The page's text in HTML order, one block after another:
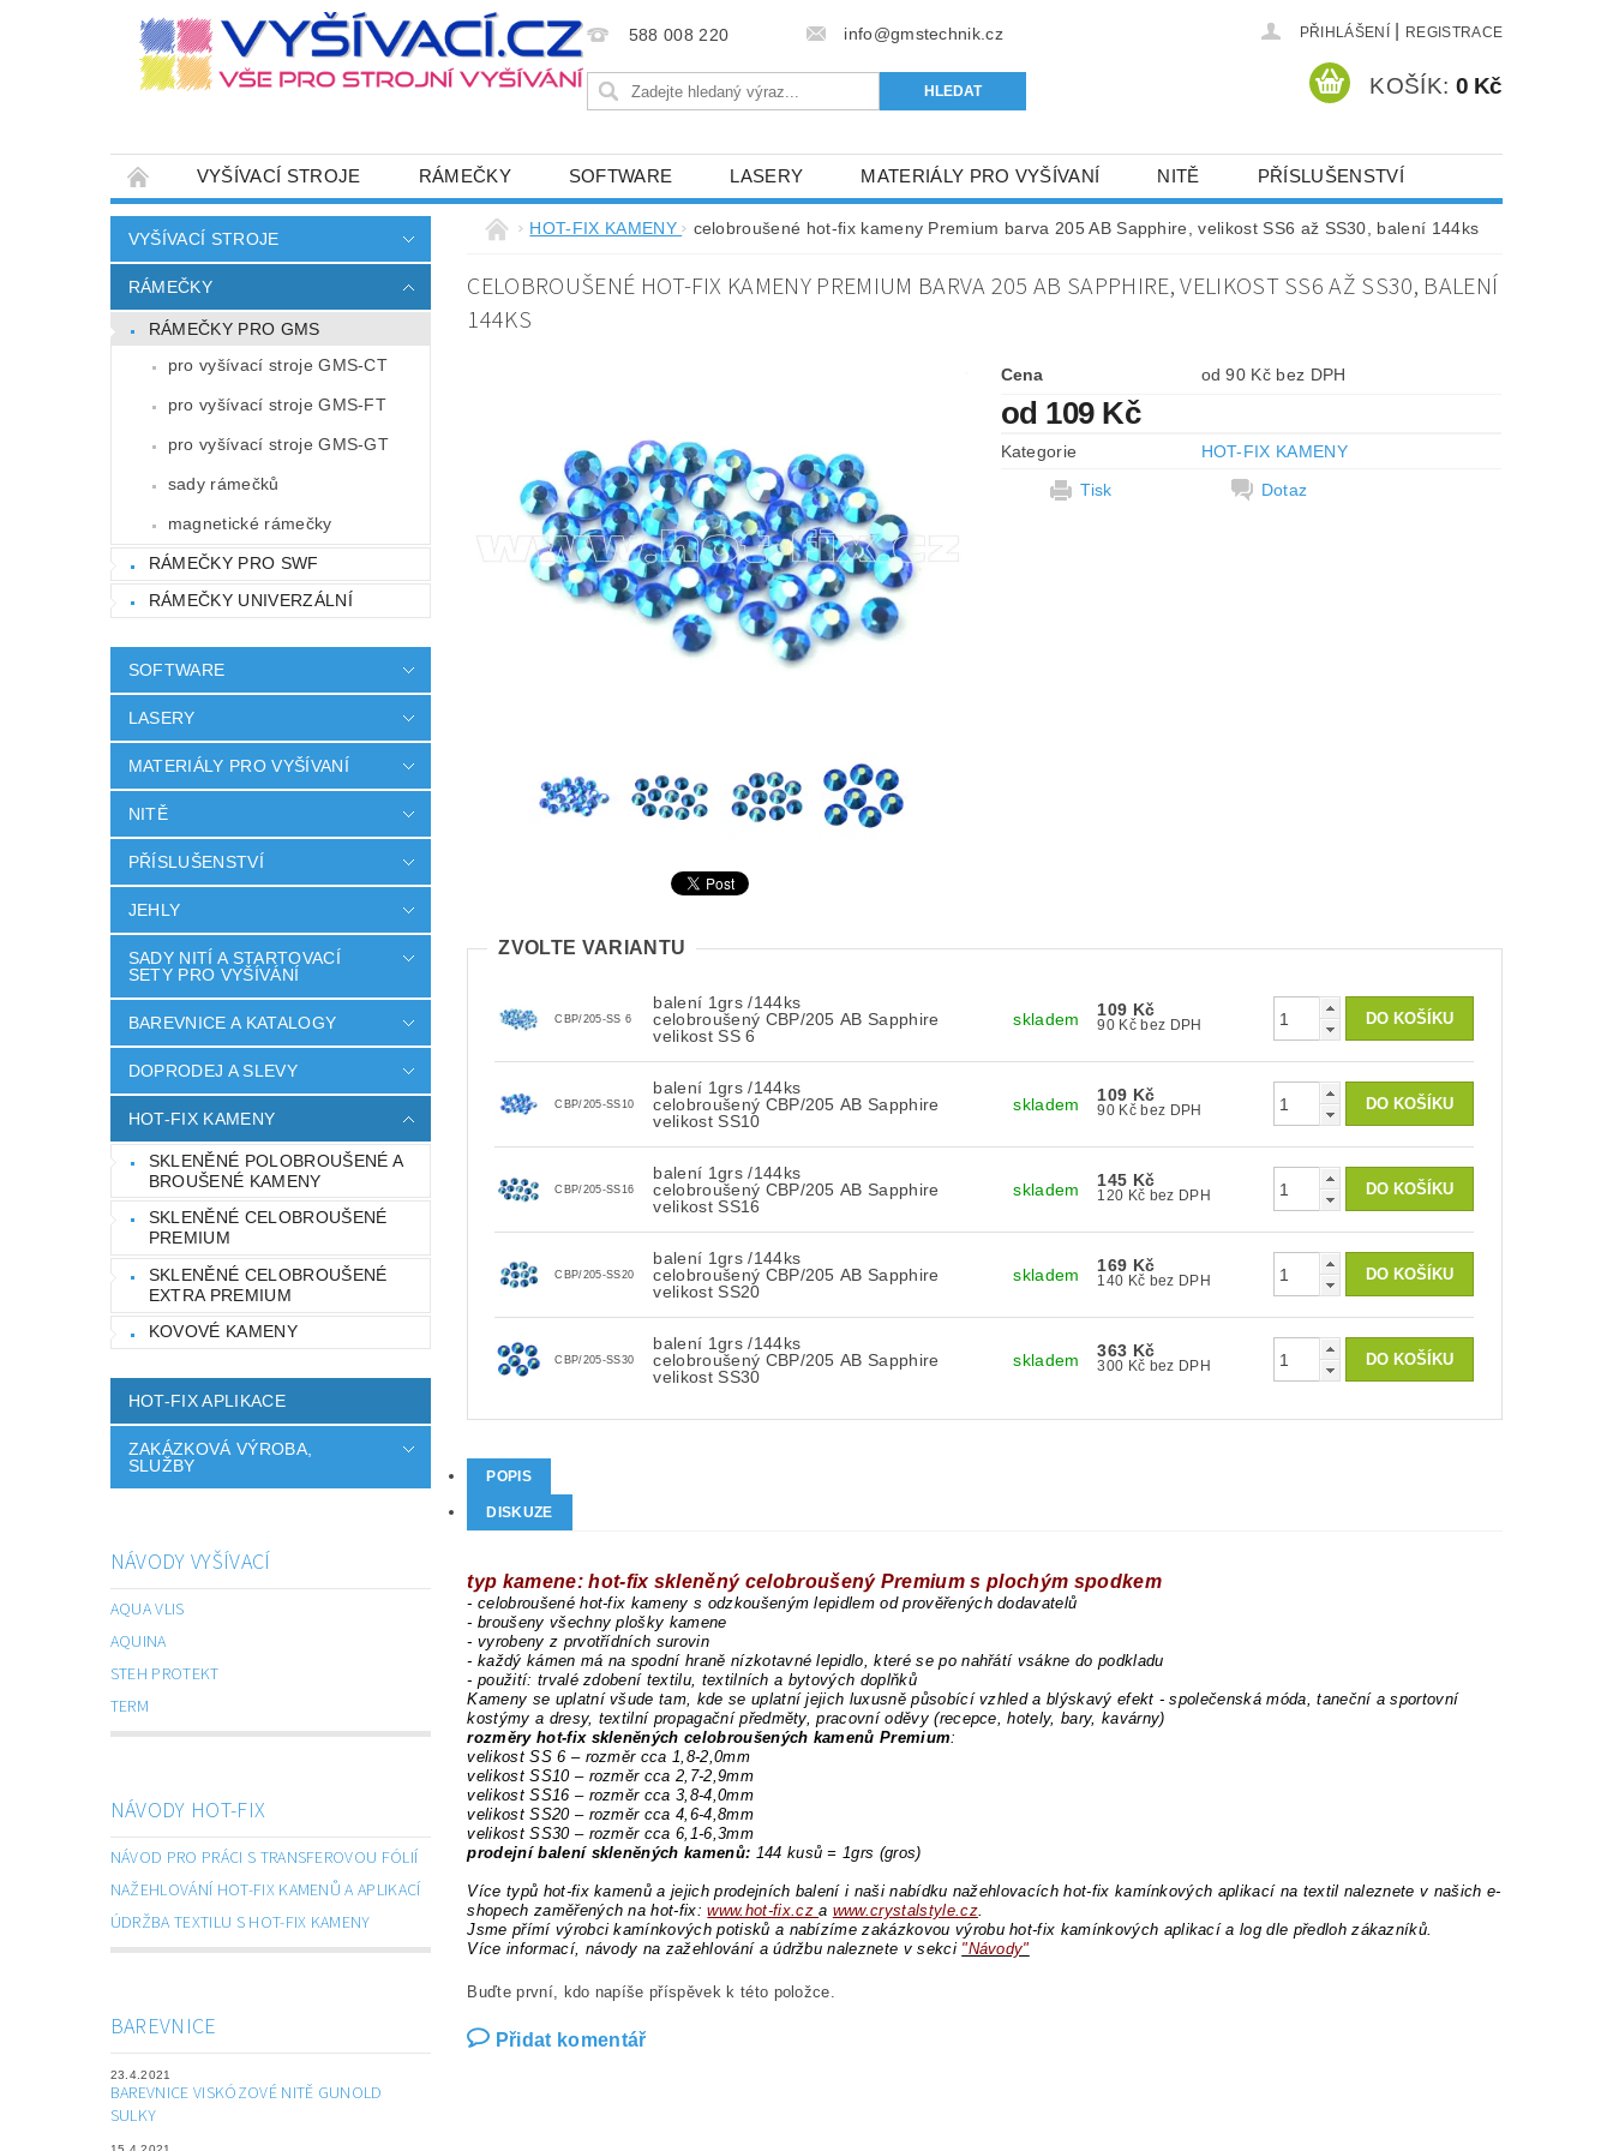
588 008 220 info@gmstechnik.cz PŘIHLÁŠENÍ REGISTRACE
KOŠÍK: 0 Kč
VYŠÍVACÍ STROJE RÁMEČKY SOFTWARE LASERY MATERIÁLY PRO VYŠÍVANÍ NITĚ PŘÍSLUŠENSTVÍ
JEHLY SADY NITÍ A STARTOVACÍ SETY PRO VYŠÍVÁNÍ BAREVNICE A KATALOGY DOPRODEJ A SLEVY HOT-FIX KAMENY
HOT-FIX APLIKACE ZAKÁZKOVÁ VÝROBA, SLUŽBY
CENÍK DOPRAVY (NÁKLADŮ EXPEDICE) PLATNÝ OD 6. 5.2024
ZÁSADY OCHRANY OSOBNÍCH ÚDAJŮ
VYŠÍVACÍ STROJE
RÁMEČKY
RÁMEČKY PRO GMS
pro vyšívací stroje GMS-CT
pro vyšívací stroje GMS-FT
pro vyšívací stroje GMS-GT
sady rámečků
magnetické rámečky
RÁMEČKY PRO SWF
RÁMEČKY UNIVERZÁLNÍ
SOFTWARE
LASERY
MATERIÁLY PRO VYŠÍVANÍ
NITĚ
PŘÍSLUŠENSTVÍ
JEHLY
SADY NITÍ A STARTOVACÍ
SETY PRO VYŠÍVÁNÍ
BAREVNICE A KATALOGY
DOPRODEJ A SLEVY
HOT-FIX KAMENY
SKLENĚNÉ POLOBROUŠENÉ A
BROUŠENÉ KAMENY
SKLENĚNÉ CELOBROUŠENÉ
PREMIUM
SKLENĚNÉ CELOBROUŠENÉ
EXTRA PREMIUM
KOVOVÉ KAMENY
HOT-FIX APLIKACE
ZAKÁZKOVÁ VÝROBA,
SLUŽBY
NÁVODY VYŠÍVACÍ
AQUA VLIS
AQUINA
STEH PROTEKT
TERM
NÁVODY HOT-FIX
NÁVOD PRO PRÁCI S TRANSFEROVOU FÓLIÍ
NAŽEHLOVÁNÍ HOT-FIX KAMENŮ A APLIKACÍ
ÚDRŽBA TEXTILU S HOT-FIX KAMENY
BAREVNICE
23.4.2021
BAREVNICE VISKÓZOVÉ NITĚ GUNOLD
SULKY
HOT-FIX KAMENY celobroušené hot-fix kameny Premium barva 205 AB Sapphire, velikost SS6 až SS30, balení 144ks
CELOBROUŠENÉ HOT-FIX KAMENY PREMIUM BARVA 205 AB SAPPHIRE, VELIKOST SS6 AŽ SS30, BALENÍ
144KS
Cena od 90 Kč bez DPH
od 109 Kč
Kategorie
HOT-FIX KAMENY
Tisk
Dotaz
ZVOLTE VARIANTU
CBP/205-SS 6
balení 1grs /144ks
celobroušený CBP/205 AB Sapphire
velikost SS 6
skladem 109 Kč
90 Kč bez DPH
CBP/205-SS10
balení 1grs /144ks
celobroušený CBP/205 AB Sapphire
velikost SS10
skladem 109 Kč
90 Kč bez DPH
CBP/205-SS16
balení 1grs /144ks
celobroušený CBP/205 AB Sapphire
velikost SS16
skladem 145 Kč
120 Kč bez DPH
CBP/205-SS20
balení 1grs /144ks
celobroušený CBP/205 AB Sapphire
velikost SS20
skladem 169 Kč
140 Kč bez DPH
CBP/205-SS30
balení 1grs /144ks
celobroušený CBP/205 AB Sapphire
velikost SS30
skladem 363 Kč
300 Kč bez DPH
POPIS
DISKUZE
typ kamene: hot-fix skleněný celobroušený Premium s plochým spodkem
- celobroušené hot-fix kameny s odzkoušeným lepidlem od prověřených dodavatelů
- broušeny všechny plošky kamene
- vyrobeny z prvotřídních surovin
- každý kámen má na spodní hraně nízkotavné lepidlo, které se po nahřátí vsákne do podkladu
- použití: trvalé zdobení textilu, textilních a bytových doplňků
Kameny se uplatní všude tam, kde se uplatní jejich luxusně působící vzhled a blýskavý efekt - společenská móda, taneční a sportovní
kostýmy a dresy, textilní propagační předměty, pracovní oděvy (recepce, hotely, bary, kavárny)
rozměry hot-fix skleněných celobroušených kamenů Premium:
velikost SS 6 – rozměr cca 1,8-2,0mm
velikost SS10 – rozměr cca 2,7-2,9mm
velikost SS16 – rozměr cca 3,8-4,0mm
velikost SS20 – rozměr cca 4,6-4,8mm
velikost SS30 – rozměr cca 6,1-6,3mm
prodejní balení skleněných kamenů: 144 kusů = 1grs (gros)
Více typů hot-fix kamenů a jejich prodejních balení i naši nabídku nažehlovacích hot-fix kamínkových aplikací na textil naleznete v našich e-
shopech zaměřených na hot-fix: www.hot-fix.cza www.crystalstyle.cz.
Jsme přímí výrobci kamínkových potisků a nabízíme zakázkovou výrobu hot-fix kamínkových aplikací a log dle předloh zákazníků.
Více informací, návody na zažehlování a údržbu naleznete v sekci "Návody"
Buďte první, kdo napíše příspěvek k této položce.
Přidat komentář